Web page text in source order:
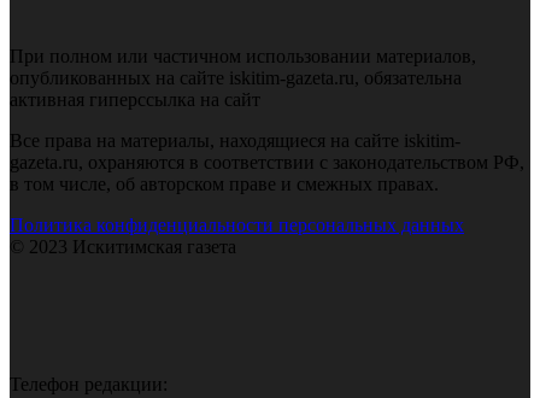
При полном или частичном использовании материалов,
опубликованных на сайте iskitim-gazeta.ru, обязательна
активная гиперссылка на сайт
Все права на материалы, находящиеся на сайте iskitim-
gazeta.ru, охраняются в соответствии с законодательством РФ,
в том числе, об авторском праве и смежных правах.
Политика конфиденциальности персональных данных
© 2023 Искитимская газета
Телефон редакции: